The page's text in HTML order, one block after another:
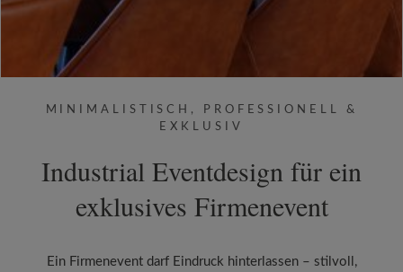
MINIMALISTISCH, PROFESSIONELL &
EXKLUSIV
Industrial Eventdesign für ein
exklusives Firmenevent
Ein Firmenevent darf Eindruck hinterlassen – stilvoll,